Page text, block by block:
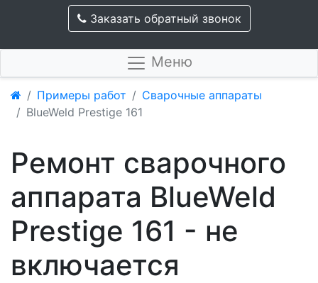
Заказать обратный звонок
Меню
Примеры работ
Сварочные аппараты
BlueWeld Prestige 161
Ремонт сварочного
аппарата BlueWeld
Prestige 161 - не
включается